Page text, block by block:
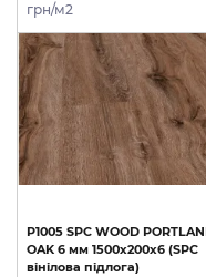
грн/м2
P1005 SPC WOOD
OAK 6 мм 1500х200х6 (SPC
вінілова підлога)